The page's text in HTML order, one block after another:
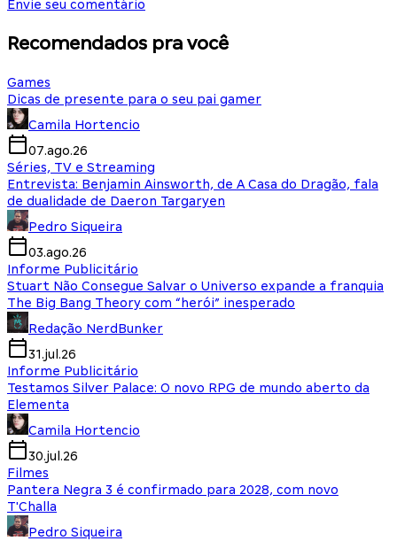
Envie seu comentário
Recomendados pra você
Games
Dicas de presente para o seu pai gamer
Camila Hortencio
07.ago.26
Séries, TV e Streaming
Entrevista: Benjamin Ainsworth, de A Casa do Dragão, fala
de dualidade de Daeron Targaryen
Pedro Siqueira
03.ago.26
Informe Publicitário
Stuart Não Consegue Salvar o Universo expande a franquia
The Big Bang Theory com “herói” inesperado
Redação NerdBunker
31.jul.26
Informe Publicitário
Testamos Silver Palace: O novo RPG de mundo aberto da
Elementa
Camila Hortencio
30.jul.26
Filmes
Pantera Negra 3 é confirmado para 2028, com novo
T'Challa
Pedro Siqueira